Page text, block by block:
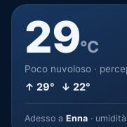
29°C
Poco nuvoloso ·
↑ 29° ↓ 22°
Adesso a Enna ·